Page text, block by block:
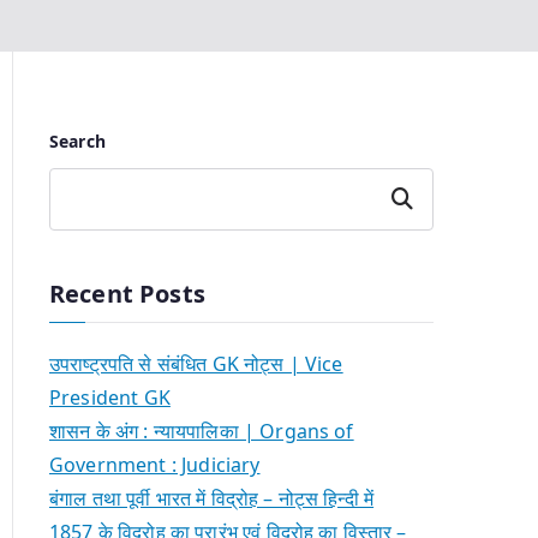
Search
Search
Recent Posts
उपराष्ट्रपति से संबंधित GK नोट्स | Vice
President GK
शासन के अंग : न्यायपालिका | Organs of
Government : Judiciary
बंगाल तथा पूर्वी भारत में विद्रोह – नोट्स हिन्दी में
1857 के विद्रोह का प्रारंभ एवं विद्रोह का विस्तार –